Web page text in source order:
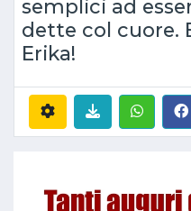
semplici ad
dette col cuore.
Erika!